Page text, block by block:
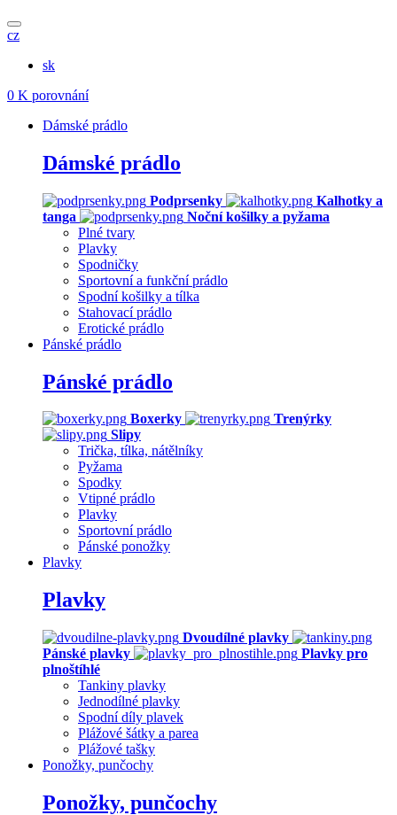
cz
sk
0 K porovnání
Dámské prádlo
Dámské prádlo
Podprsenky
Kalhotky a
tanga
Noční košilky a pyžama
Plné tvary
Plavky
Spodničky
Sportovní a funkční prádlo
Spodní košilky a tílka
Stahovací prádlo
Erotické prádlo
Pánské prádlo
Pánské prádlo
Boxerky
Trenýrky
Slipy
Trička, tílka, nátělníky
Pyžama
Spodky
Vtipné prádlo
Plavky
Sportovní prádlo
Pánské ponožky
Plavky
Plavky
Dvoudílné plavky
Pánské plavky
Plavky pro
plnoštíhlé
Tankiny plavky
Jednodílné plavky
Spodní díly plavek
Plážové šátky a parea
Plážové tašky
Ponožky, punčochy
Ponožky, punčochy